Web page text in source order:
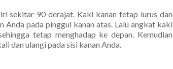
sekitar 90 derajat. Kaki kanan tetap lurus dan
Anda pada pinggul kanan atas. Lalu angkat kaki
tetap menghadap ke depan. Kemudian
dan ulangi pada sisi kanan Anda.